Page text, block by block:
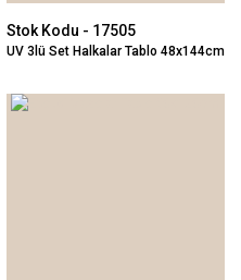
Stok Kodu - 17505
UV 3lü Set Halkalar Tablo 48x144cm